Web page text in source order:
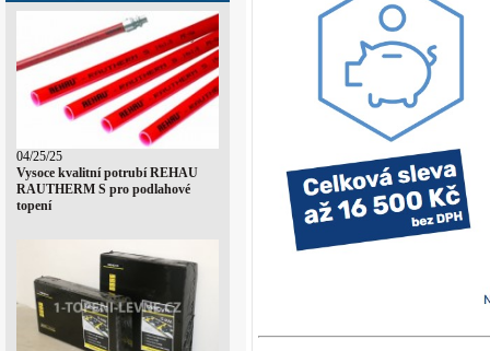
04/25/25
Vysoce kvalitní potrubí REHAU
RAUTHERM S pro podlahové
topení